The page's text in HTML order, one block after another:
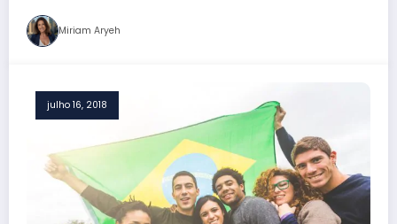
Miriam Aryeh
julho 16, 2018